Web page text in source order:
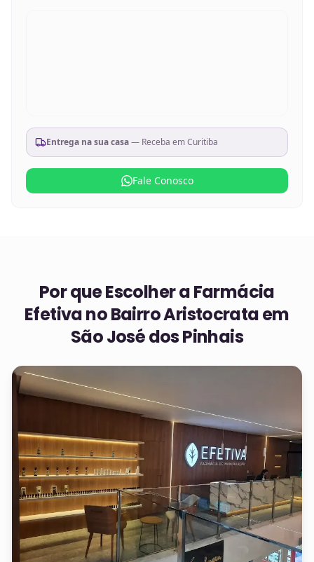
Entrega na sua casa— Receba emCuritiba
Fale Conosco
Por que Escolher a Farmácia
Efetiva noBairro Aristocrata em
São José dos Pinhais